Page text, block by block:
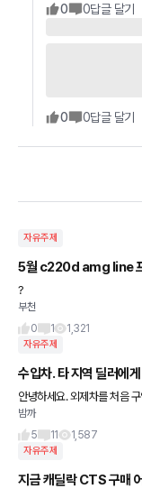
0 0답글 달기
0 0답글 달기
자유주제
5월 c220d amg line
?
부천
0
1 1,321
자유주제
수입차. 타 지역 딜러에
안녕하세요. 외제차를 처음 구입예정중 입니다. 몇가지 질문드릴게요,답변 좀 부탁드립니
다ㅠ 1. 타 지역, 그것도 아주먼곳의 딜러가 할인을 많이 해준다고 하는데. 그쪽에서 구입
을 하면 차량 인수받
밤까
5
11 1,587
자유주제
지금 캐딜락 CTS 구매